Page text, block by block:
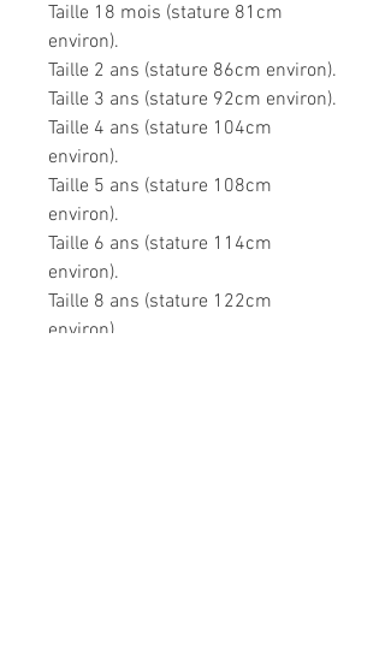
Taille 18 mois (stature 81cm
environ).
Taille 2 ans (stature 86cm environ).
Taille 3 ans (stature 92cm environ).
Taille 4 ans (stature 104cm
environ).
Taille 5 ans (stature 108cm
environ).
Taille 6 ans (stature 114cm
environ).
Taille 8 ans (stature 122cm
environ).